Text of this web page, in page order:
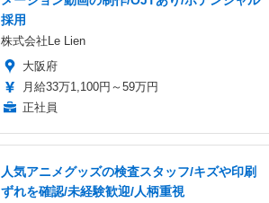
採用
株式会社Le Lien
大阪府
月給33万1,100円～59万円
正社員
人気アニメグッズの検査スタッフ/キズや印刷
ずれを確認/未経験歓迎/人柄重視